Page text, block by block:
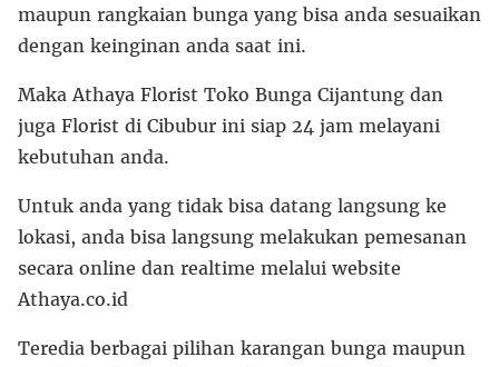
maupun rangkaian bunga yang bisa anda sesuaikan
dengan keinginan anda saat ini.
Maka Athaya Florist Toko Bunga Cijantung dan
juga Florist di Cibubur ini siap 24 jam melayani
kebutuhan anda.
Untuk anda yang tidak bisa datang langsung ke
lokasi, anda bisa langsung melakukan pemesanan
secara online dan realtime melalui website
Athaya.co.id
Teredia berbagai pilihan karangan bunga maupun